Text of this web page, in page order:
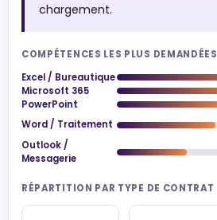
chargement.
COMPÉTENCES LES PLUS DEMANDÉES
Excel / Bureautique
Microsoft 365
PowerPoint
Word / Traitement
Outlook /
Messagerie
RÉPARTITION PAR TYPE DE CONTRAT